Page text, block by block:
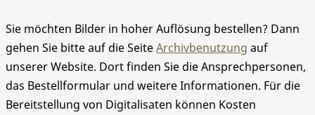
Sie möchten Bilder in hoher Auflösung bestellen? Dann
gehen Sie bitte auf die SeiteArchivbenutzung auf
unserer Website. Dort finden Sie die Ansprechpersonen,
das Bestellformular und weitere Informationen. Für die
Bereitstellung von Digitalisaten können Kosten